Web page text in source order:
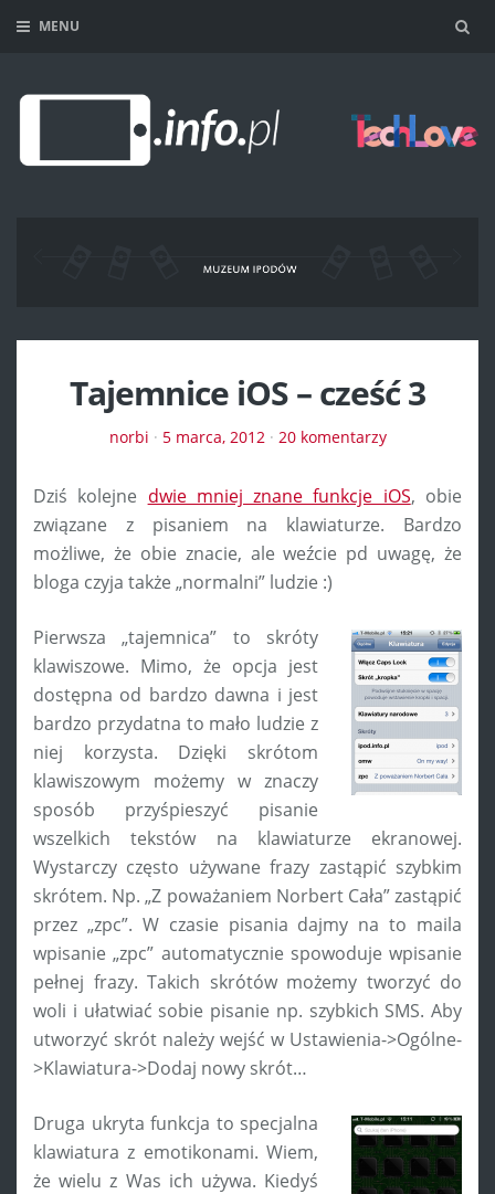
MENU
Tajemnice iOS – cześć 3
norbi · 5 marca, 2012 · 20 komentarzy
Dziś kolejne dwie mniej znane funkcje iOS, obie
związane z pisaniem na klawiaturze. Bardzo
możliwe, że obie znacie, ale weźcie pd uwagę, że
bloga czyja także „normalni” ludzie :)
Pierwsza „tajemnica” to skróty
klawiszowe. Mimo, że opcja jest
dostępna od bardzo dawna i jest
bardzo przydatna to mało ludzie z
niej korzysta. Dzięki skrótom
klawiszowym możemy w znaczy
sposób przyśpieszyć pisanie
wszelkich tekstów na klawiaturze ekranowej.
Wystarczy często używane frazy zastąpić szybkim
skrótem. Np. „Z poważaniem Norbert Cała” zastąpić
przez „zpc”. W czasie pisania dajmy na to maila
wpisanie „zpc” automatycznie spowoduje wpisanie
pełnej frazy. Takich skrótów możemy tworzyć do
woli i ułatwiać sobie pisanie np. szybkich SMS. Aby
utworzyć skrót należy wejść w Ustawienia->Ogólne-
>Klawiatura->Dodaj nowy skrót…
Druga ukryta funkcja to specjalna
klawiatura z emotikonami. Wiem,
że wielu z Was ich używa. Kiedyś